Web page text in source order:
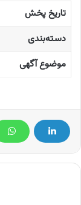
تاریخ پخش
دسته‌بندی
موضوع آگهی